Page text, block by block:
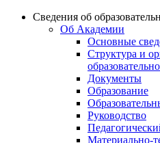
Сведения об
Об Академии
Основные
Структура и
Документы
Образование
Руководство
Материально-